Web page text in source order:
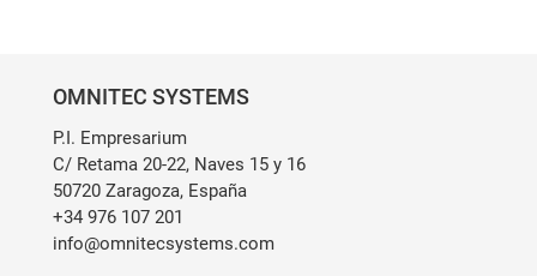
OMNITEC SYSTEMS
P.I. Empresarium
C/ Retama 20-22, Naves 15 y 16
50720 Zaragoza, España
+34 976 107 201
info@omnitecsystems.com